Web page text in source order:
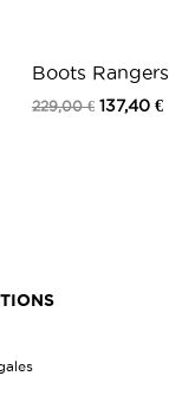
Boots
229,00 € 137,40 €